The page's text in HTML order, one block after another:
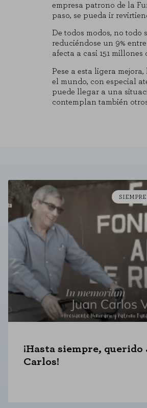
empresa patrono de la
paso, se pueda ir
De todos modos, no todo
reduciéndose un 9%
afecta a casi 151
Pese a esta ligera
el mundo, con especial
puede llegar a una
contemplan también
¡Hasta siempre, querido
Carlos!
Estas
para
Puedes